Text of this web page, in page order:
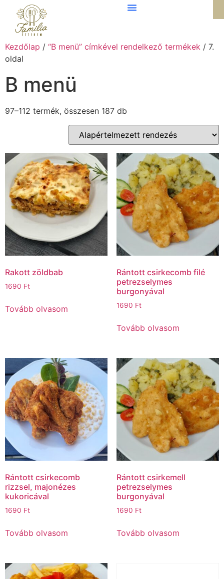
Kezdőlap / “B menü” címkével rendelkező termékek / 7.
oldal
B menü
97–112 termék, összesen 187 db
Rakott zöldbab
1690 Ft
Tovább olvasom
Rántott csirkecomb filé
petrezselymes
burgonyával
1690 Ft
Tovább olvasom
Rántott csirkecomb
rizzsel, majonézes
kukoricával
1690 Ft
Tovább olvasom
Rántott csirkemell
petrezselymes
burgonyával
1690 Ft
Tovább olvasom